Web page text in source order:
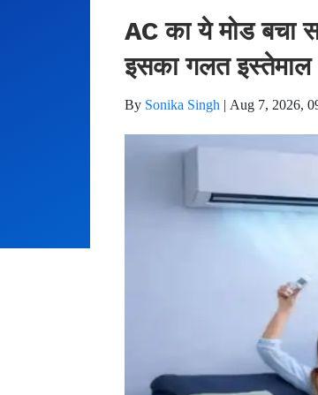
AC का ये मोड बचा
इसका गलत इस्तेमाल
By Sonika Singh | Aug 7, 2026,